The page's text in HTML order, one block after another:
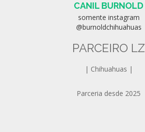
CANIL BURNOLD
somente instagram
@burnoldchihuahuas
PARCEIRO LZ
| Chihuahuas |
Parceria desde 2025